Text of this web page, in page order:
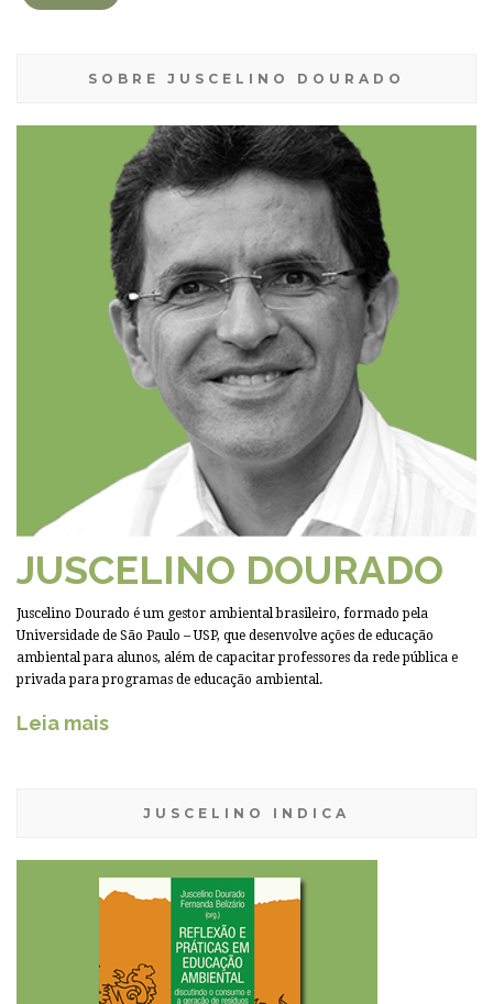
SOBRE JUSCELINO DOURADO
JUSCELINO DOURADO
Juscelino Dourado é um gestor ambiental brasileiro, formado pela
Universidade de São Paulo – USP, que desenvolve ações de educação
ambiental para alunos, além de capacitar professores da rede pública e
privada para programas de educação ambiental.
Leia mais
JUSCELINO INDICA